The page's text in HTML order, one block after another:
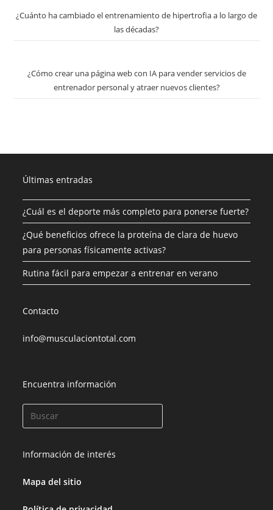
¿Cuánto ha cambiado el entrenamiento de hipertrofia a lo largo de
las décadas?
¿Cómo crear una página web con IA para vender servicios de
entrenador personal y atraer nuevos clientes?
Últimas entradas
¿Cuál es el deporte más completo para ponerse fuerte?
¿Qué beneficios ofrece la proteína de clara de huevo
para personas físicamente activas?
Rutina fácil para empezar a entrenar en verano
Contacto
info@musculaciontotal.com
Encuentra información
Información de interés
Mapa del sitio